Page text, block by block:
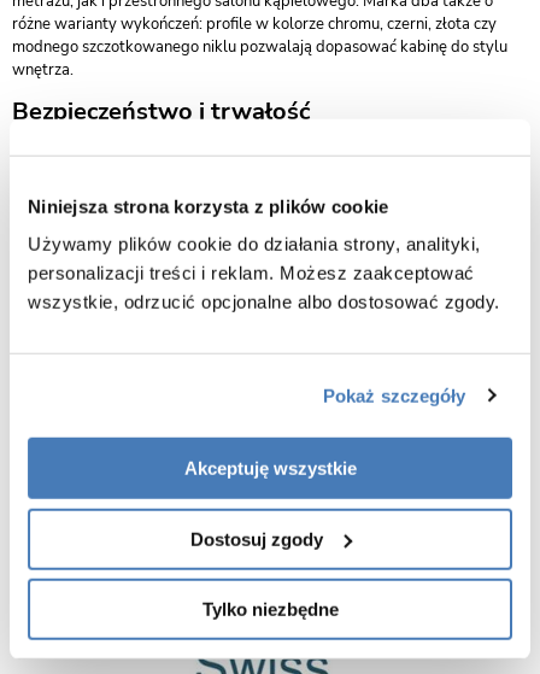
Niniejsza strona korzysta z plików cookie
Używamy plików cookie do działania strony, analityki,
personalizacji treści i reklam. Możesz zaakceptować
wszystkie, odrzucić opcjonalne albo dostosować zgody.
Pokaż szczegóły
Akceptuję wszystkie
Dostosuj zgody
Tylko niezbędne
różne warianty wykończeń: profile w kolorze chromu, czerni, złota czy
modnego szczotkowanego niklu pozwalają dopasować kabinę do stylu
wnętrza.
Bezpieczeństwo i trwałość
które jest odporne na uderzenia i zarysowania. Konstrukcja profili
chronią łazienkę przed wilgocią i rozchlapywaniem wody. To sprawia, że
kabiny te są inwestycją na lata, która łączy trwałość z ponadczasowym
wyglądem.
Dlaczego warto wybrać kabiny Swiss Liniger?
łazienka była miejscem relaksu oraz komfortu. W ofercie marki znajdują
pozwala dopasować produkt do budżetu i potrzeb każdego użytkownika.